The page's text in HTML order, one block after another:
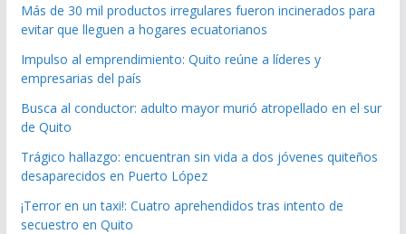
Más de 30 mil productos irregulares fueron incinerados para
evitar que lleguen a hogares ecuatorianos
Impulso al emprendimiento: Quito reúne a líderes y
empresarias del país
Busca al conductor: adulto mayor murió atropellado en el sur
de Quito
Trágico hallazgo: encuentran sin vida a dos jóvenes quiteños
desaparecidos en Puerto López
¡Terror en un taxi!: Cuatro aprehendidos tras intento de
secuestro en Quito